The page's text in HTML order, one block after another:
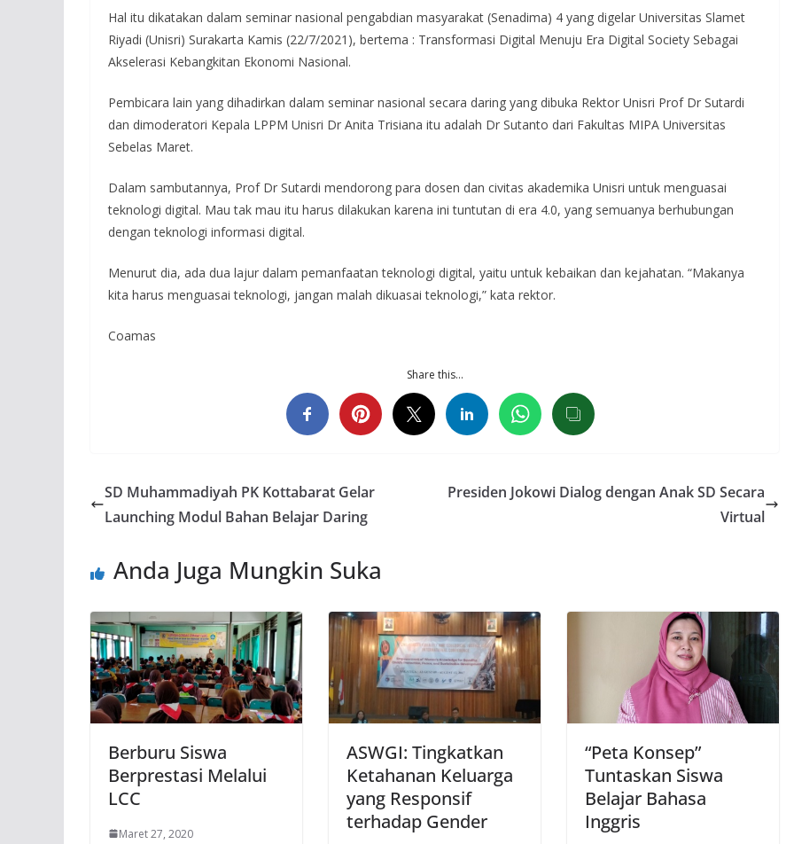
Hal itu dikatakan dalam seminar nasional pengabdian masyarakat (Senadima) 4 yang digelar Universitas Slamet
Riyadi (Unisri) Surakarta Kamis (22/7/2021), bertema : Transformasi Digital Menuju Era Digital Society Sebagai
Akselerasi Kebangkitan Ekonomi Nasional.
Pembicara lain yang dihadirkan dalam seminar nasional secara daring yang dibuka Rektor Unisri Prof Dr Sutardi
dan dimoderatori Kepala LPPM Unisri Dr Anita Trisiana itu adalah Dr Sutanto dari Fakultas MIPA Universitas
Sebelas Maret.
Dalam sambutannya, Prof Dr Sutardi mendorong para dosen dan civitas akademika Unisri untuk menguasai
teknologi digital. Mau tak mau itu harus dilakukan karena ini tuntutan di era 4.0, yang semuanya berhubungan
dengan teknologi informasi digital.
Menurut dia, ada dua lajur dalam pemanfaatan teknologi digital, yaitu untuk kebaikan dan kejahatan. “Makanya
kita harus menguasai teknologi, jangan malah dikuasai teknologi,” kata rektor.
Coamas
Share this…
SD Muhammadiyah PK Kottabarat Gelar
Launching Modul Bahan Belajar Daring
Presiden Jokowi Dialog dengan Anak SD Secara
Virtual
Anda Juga Mungkin Suka
Berburu Siswa
Berprestasi Melalui
LCC
Maret 27, 2020
ASWGI: Tingkatkan
Ketahanan Keluarga
yang Responsif
terhadap Gender
“Peta Konsep”
Tuntaskan Siswa
Belajar Bahasa
Inggris